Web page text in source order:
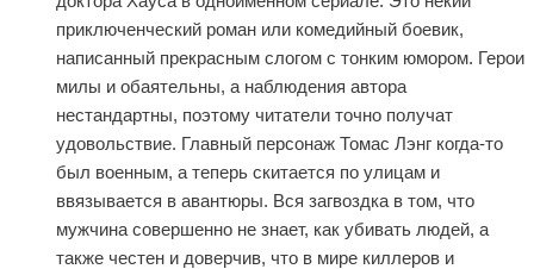
приключенческий роман или комедийный боевик,
написанный прекрасным слогом с тонким юмором. Герои
милы и обаятельны, а наблюдения автора
нестандартны, поэтому читатели точно получат
удовольствие. Главный персонаж Томас Лэнг когда-то
был военным, а теперь скитается по улицам и
ввязывается в авантюры. Вся загвоздка в том, что
мужчина совершенно не знает, как убивать людей, а
также честен и доверчив, что в мире киллеров и